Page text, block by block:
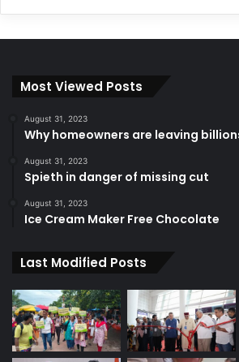
Most Viewed Posts
August 31, 2023
Why homeowners are leaving
August 31, 2023
Spieth in danger of missing cut
August 31, 2023
Ice Cream Maker Free Chocolate
Last Modified Posts